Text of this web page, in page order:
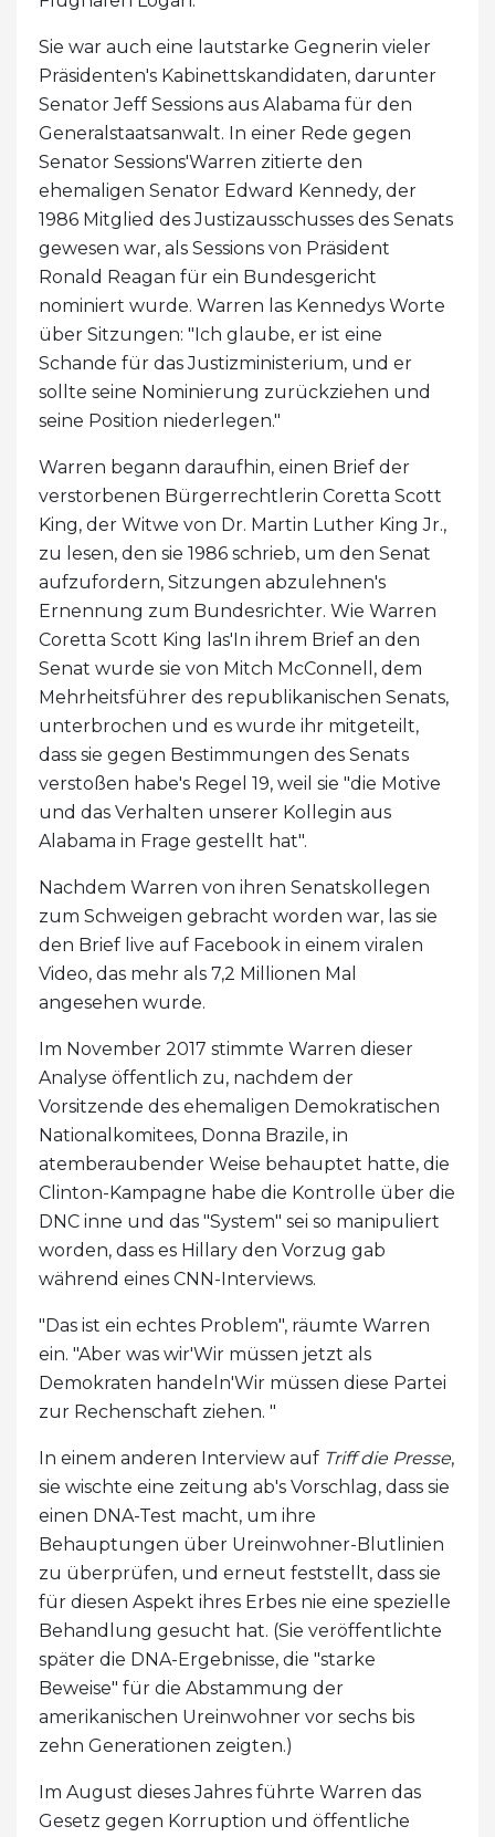
Sie war auch eine lautstarke Gegnerin vieler
Präsidenten's Kabinettskandidaten, darunter
Senator Jeff Sessions aus Alabama für den
Generalstaatsanwalt. In einer Rede gegen
Senator Sessions'Warren zitierte den
ehemaligen Senator Edward Kennedy, der
1986 Mitglied des Justizausschusses des Senats
gewesen war, als Sessions von Präsident
Ronald Reagan für ein Bundesgericht
nominiert wurde. Warren las Kennedys Worte
über Sitzungen: "Ich glaube, er ist eine
Schande für das Justizministerium, und er
sollte seine Nominierung zurückziehen und
seine Position niederlegen."
Warren begann daraufhin, einen Brief der
verstorbenen Bürgerrechtlerin Coretta Scott
King, der Witwe von Dr. Martin Luther King Jr.,
zu lesen, den sie 1986 schrieb, um den Senat
aufzufordern, Sitzungen abzulehnen's
Ernennung zum Bundesrichter. Wie Warren
Coretta Scott King las'In ihrem Brief an den
Senat wurde sie von Mitch McConnell, dem
Mehrheitsführer des republikanischen Senats,
unterbrochen und es wurde ihr mitgeteilt,
dass sie gegen Bestimmungen des Senats
verstoßen habe's Regel 19, weil sie "die Motive
und das Verhalten unserer Kollegin aus
Alabama in Frage gestellt hat".
Nachdem Warren von ihren Senatskollegen
zum Schweigen gebracht worden war, las sie
den Brief live auf Facebook in einem viralen
Video, das mehr als 7,2 Millionen Mal
angesehen wurde.
Im November 2017 stimmte Warren dieser
Analyse öffentlich zu, nachdem der
Vorsitzende des ehemaligen Demokratischen
Nationalkomitees, Donna Brazile, in
atemberaubender Weise behauptet hatte, die
Clinton-Kampagne habe die Kontrolle über die
DNC inne und das "System" sei so manipuliert
worden, dass es Hillary den Vorzug gab
während eines CNN-Interviews.
"Das ist ein echtes Problem", räumte Warren
ein. "Aber was wir'Wir müssen jetzt als
Demokraten handeln'Wir müssen diese Partei
zur Rechenschaft ziehen. "
In einem anderen Interview auf Triff die Presse,
sie wischte eine zeitung ab's Vorschlag, dass sie
einen DNA-Test macht, um ihre
Behauptungen über Ureinwohner-Blutlinien
zu überprüfen, und erneut feststellt, dass sie
für diesen Aspekt ihres Erbes nie eine spezielle
Behandlung gesucht hat. (Sie veröffentlichte
später die DNA-Ergebnisse, die "starke
Beweise" für die Abstammung der
amerikanischen Ureinwohner vor sechs bis
zehn Generationen zeigten.)
Im August dieses Jahres führte Warren das
Gesetz gegen Korruption und öffentliche